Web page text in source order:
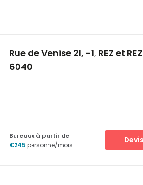
Rue de Venise 21, -1, REZ et
6040
Bureaux à partir de
€245 personne/mois